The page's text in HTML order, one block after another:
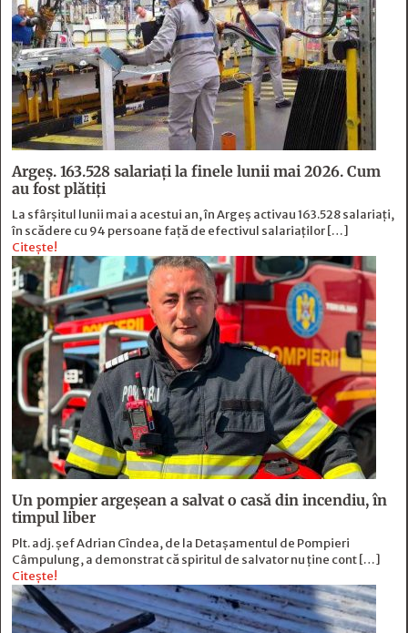
Argeș. 163.528 salariați la finele lunii mai 2026. Cum
au fost plătiți
La sfârșitul lunii mai a acestui an, în Argeş activau 163.528 salariați,
în scădere cu 94 persoane faţă de efectivul salariaţilor […]
Citește!
Un pompier argeșean a salvat o casă din incendiu, în
timpul liber
Plt. adj. șef Adrian Cîndea, de la Detașamentul de Pompieri
Câmpulung, a demonstrat că spiritul de salvator nu ține cont […]
Citește!